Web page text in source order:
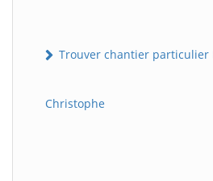
Trouver chantier particulier
Christophe